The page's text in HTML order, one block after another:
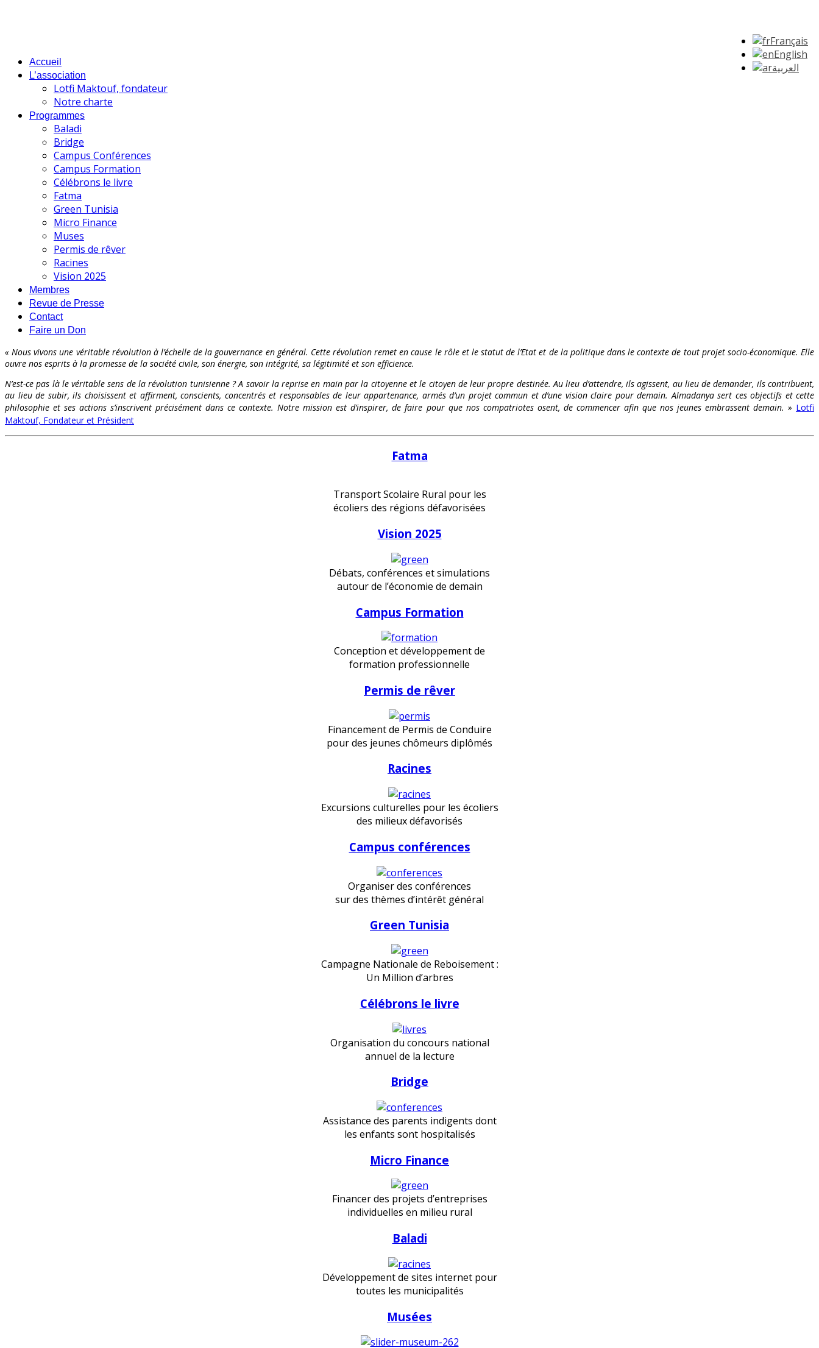
Français
English
العربية
Accueil
L’association
Lotfi Maktouf, fondateur
Notre charte
Programmes
Baladi
Bridge
Campus Conférences
Campus Formation
Célébrons le livre
Fatma
Green Tunisia
Micro Finance
Muses
Permis de rêver
Racines
Vision 2025
Membres
Revue de Presse
Contact
Faire un Don
« Nous vivons une véritable révolution à l’échelle de la gouvernance en général. Cette révolution remet en cause le rôle et le statut de l’Etat et de la politique dans le contexte de tout projet socio-économique. Elle
ouvre nos esprits à la promesse de la société civile, son énergie, son intégrité, sa légitimité et son efficience.
N’est-ce pas là le véritable sens de la révolution tunisienne ? A savoir la reprise en main par la citoyenne et le citoyen de leur propre destinée. Au lieu d’attendre, ils agissent, au lieu de demander, ils contribuent,
au lieu de subir, ils choisissent et affirment, conscients, concentrés et responsables de leur appartenance, armés d’un projet commun et d’une vision claire pour demain. Almadanya sert ces objectifs et cette
philosophie et ses actions s’inscrivent précisément dans ce contexte. Notre mission est d’inspirer, de faire pour que nos compatriotes osent, de commencer afin que nos jeunes embrassent demain. » Lotfi
Maktouf, Fondateur et Président
Fatma
Transport Scolaire Rural pour les
écoliers des régions défavorisées
Vision 2025
Débats, conférences et simulations
autour de l’économie de demain
Campus Formation
Conception et développement de
formation professionnelle
Permis de rêver
Financement de Permis de Conduire
pour des jeunes chômeurs diplômés
Racines
Excursions culturelles pour les écoliers
des milieux défavorisés
Campus conférences
Organiser des conférences
sur des thèmes d’intérêt général
Green Tunisia
Campagne Nationale de Reboisement :
Un Million d’arbres
Célébrons le livre
Organisation du concours national
annuel de la lecture
Bridge
Assistance des parents indigents dont
les enfants sont hospitalisés
Micro Finance
Financer des projets d’entreprises
individuelles en milieu rural
Baladi
Développement de sites internet pour
toutes les municipalités
Musées